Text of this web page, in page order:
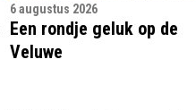
6 augustus 2026
Een rondje geluk op de
Veluwe